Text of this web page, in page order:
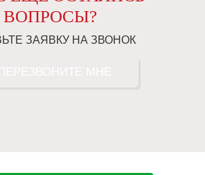
ВОПРОСЫ?
ЗАЯВКУ НА ЗВОНОК